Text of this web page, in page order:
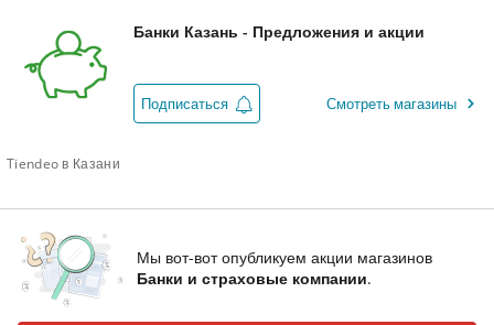
Tiendeo в Казани
Банки Казань - Предложения и акции
Подписаться Смотреть магазины
Мы вот-вот опубликуем акции магазинов
Банки и страховые компании.